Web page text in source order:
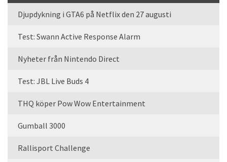
Djupdykning i GTA6 på Netflix den 27 augusti
Test: Swann Active Response Alarm
Nyheter från Nintendo Direct
Test: JBL Live Buds 4
THQ köper Pow Wow Entertainment
Gumball 3000
Rallisport Challenge